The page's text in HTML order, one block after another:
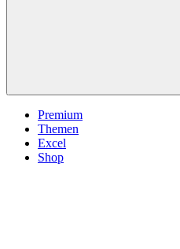
Premium
Themen
Excel
Shop